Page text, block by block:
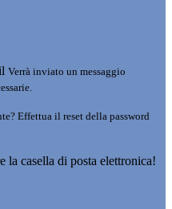
Verrà inviato un messaggio
Effettua il reset della password
la casella di posta elettronica!